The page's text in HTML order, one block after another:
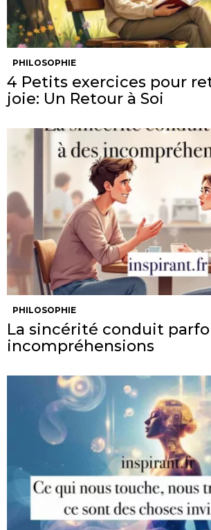
PHILOSOPHIE
4 Petits exercices pour
joie: Un Retour à Soi
PHILOSOPHIE
La sincérité conduit
incompréhensions